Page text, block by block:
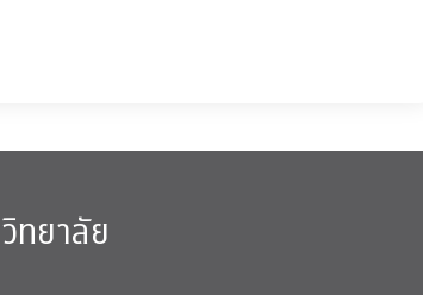
ทยาลัย